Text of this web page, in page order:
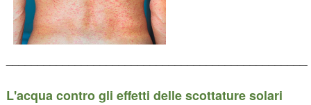
L'acqua contro gli effetti delle scottature solari